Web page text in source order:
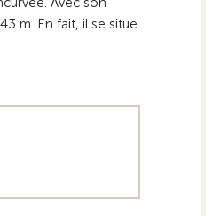
m. En fait, il se situe